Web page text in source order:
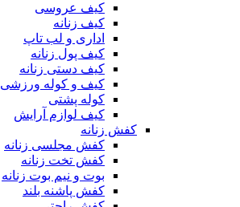
کیف عروسی
کیف زنانه
اداری و لب تاپ
کیف پول زنانه
کیف دستی زنانه
کیف و کوله ورزشی
کوله پشتی
کیف لوازم آرایش
کفش زنانه
کفش مجلسی زنانه
کفش تخت زنانه
بوت و نیم بوت زنانه
کفش پاشنه بلند